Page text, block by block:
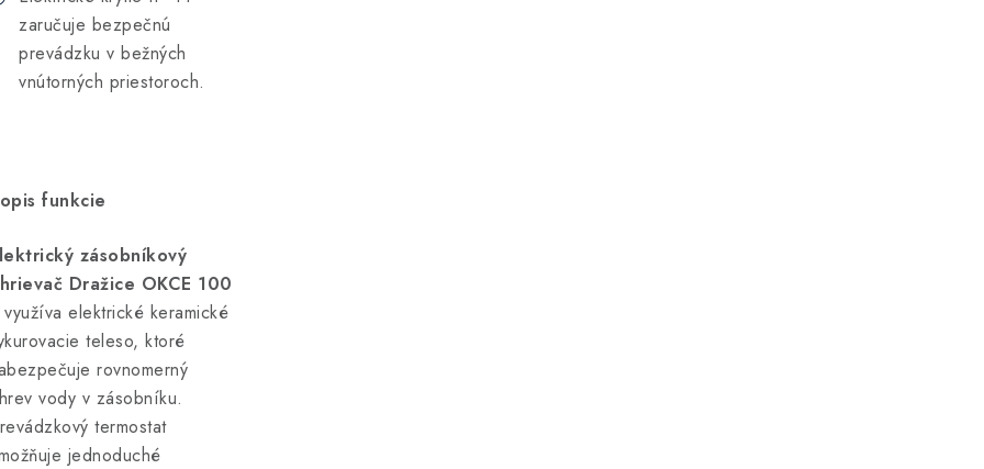
zaručuje bezpečnú
prevádzku v bežných
vnútorných priestoroch.
funkcie
zásobníkový
Dražice OKCE 100
využíva elektrické keramické
teleso, ktoré
rovnomerný
vody v zásobníku.
termostat
jednoduché